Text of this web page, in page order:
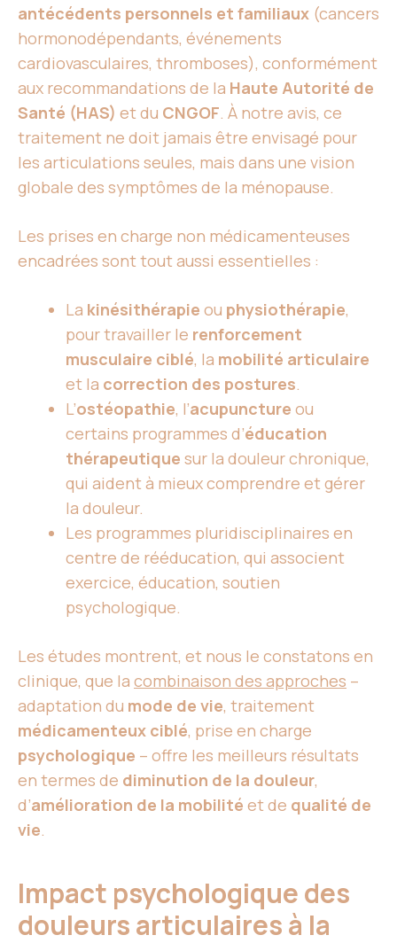
antécédents personnels et familiaux (cancers
hormonodépendants, événements
cardiovasculaires, thromboses), conformément
aux recommandations de la Haute Autorité de
Santé (HAS) et du CNGOF. À notre avis, ce
traitement ne doit jamais être envisagé pour
les articulations seules, mais dans une vision
globale des symptômes de la ménopause.
Les prises en charge non médicamenteuses
encadrées sont tout aussi essentielles :
La kinésithérapie ou physiothérapie,
pour travailler le renforcement
musculaire ciblé, la mobilité articulaire
et la correction des postures.
L’ostéopathie, l’acupuncture ou
certains programmes d’éducation
thérapeutique sur la douleur chronique,
qui aident à mieux comprendre et gérer
la douleur.
Les programmes pluridisciplinaires en
centre de rééducation, qui associent
exercice, éducation, soutien
psychologique.
Les études montrent, et nous le constatons en
clinique, que la combinaison des approches –
adaptation du mode de vie, traitement
médicamenteux ciblé, prise en charge
psychologique – offre les meilleurs résultats
en termes de diminution de la douleur,
d’amélioration de la mobilité et de qualité de
vie.
Impact psychologique des
douleurs articulaires à la